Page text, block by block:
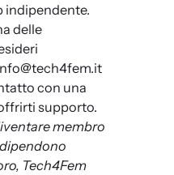
indipendente.
delle
con una
supporto.
membro
Tech4Fem